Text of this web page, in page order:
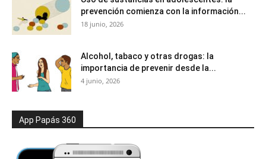
prevención comienza con la información...
18 junio, 2026
Alcohol, tabaco y otras drogas: la
importancia de prevenir desde la...
4 junio, 2026
App Papás 360